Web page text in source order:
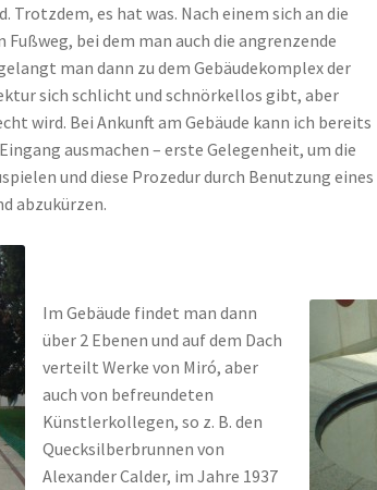
es hat was. Nach einem sich an die
bei dem man auch die angrenzende
man dann zu dem Gebäudekomplex der
sich schlicht und schnörkellos gibt, aber
wird. Bei Ankunft am Gebäude kann ich bereits
ausmachen – erste Gelegenheit, um die
und diese Prozedur durch Benutzung eines
abzukürzen.
Im Gebäude findet man dann
über 2 Ebenen und auf dem Dach
verteilt Werke von Miró, aber
auch von befreundeten
Künstlerkollegen, so z. B. den
Quecksilberbrunnen von
Alexander Calder, im Jahre 1937